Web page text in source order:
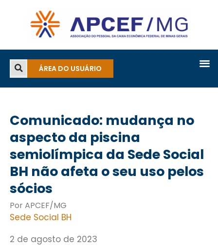
ÁREA DO USUÁRIO
Comunicado: mudança no
aspecto da piscina
semiolímpica da Sede Social
BH não afeta o seu uso pelos
sócios
Por APCEF/MG
Sede Social BH
2 de agosto de 2023